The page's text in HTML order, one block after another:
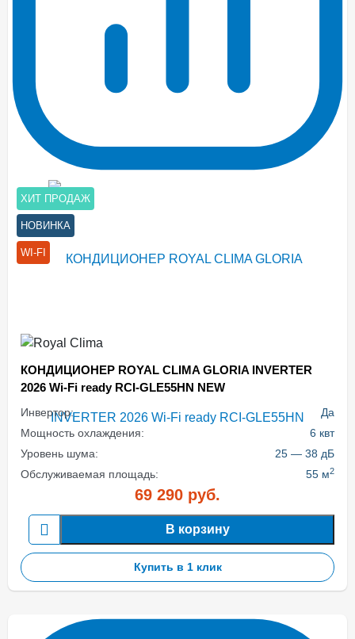
ХИТ ПРОДАЖ
НОВИНКА
WI-FI
КОНДИЦИОНЕР ROYAL CLIMA GLORIA INVERTER
2026 Wi-Fi ready RCI-GLE55HN NEW
Инвертор:
Да
Мощность охлаждения:
6 квт
Уровень шума:
25 — 38 дБ
Обслуживаемая площадь:
55 м2
69 290 руб.
В корзину
Купить в 1 клик